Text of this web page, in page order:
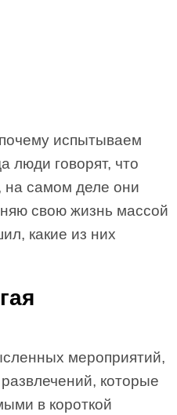
испытываем
люди говорят, что
на самом деле они
свою жизнь массой
какие из них
мероприятий,
которые
в короткой